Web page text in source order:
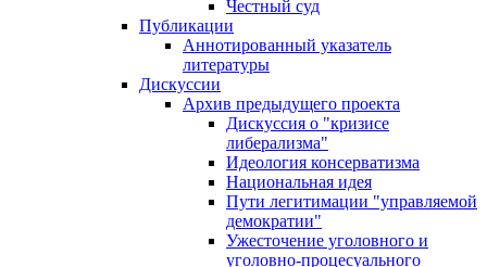
Честный суд
Публикации
Аннотированный указатель
литературы
Дискуссии
Архив предыдущего проекта
Дискуссия о "кризисе
либерализма"
Идеология консерватизма
Национальная идея
Пути легитимации "управляемой
демократии"
Ужесточение уголовного и
уголовно-процесуального